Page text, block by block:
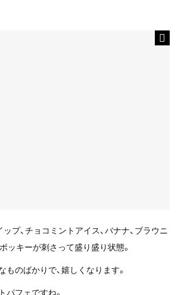
プ、チョコミントアイス、バナナ、ブラウニ
ッキーが刺さって盛り盛り状態。
のばかりで、嬉しくなります。
パフェですね。